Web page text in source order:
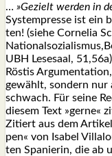
… »Gezielt wer­den in
Sys­tem­pres­se ist ein
ten! (sie­he Cor­ne­lia
UBH Lese­saal,
Rös­tis
gewählt, son­dern nur
schwach. Für sei­ne
die­sem Text »ger­ne«
Zitiert aus dem
pen« von Isa­bel
ten Spa­nie­rin, die ab